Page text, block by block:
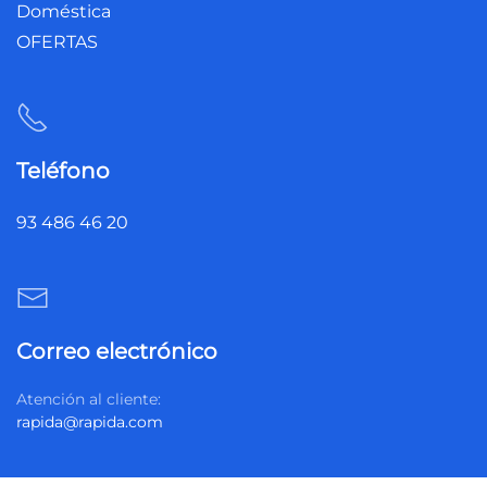
Doméstica
OFERTAS
Teléfono
93 486 46 20
Correo electrónico
Atención al cliente:
rapida@rapida.com